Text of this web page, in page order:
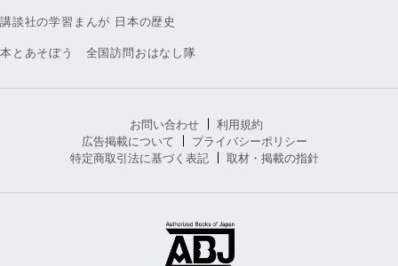
講談社の学習まんが 日本の歴史
本とあそぼう 全国訪問おはなし隊
お問い合わせ
利用規約
広告掲載について
プライバシーポリシー
特定商取引法に基づく表記
取材・掲載の指針